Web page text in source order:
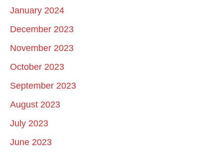
January 2024
December 2023
November 2023
October 2023
September 2023
August 2023
July 2023
June 2023